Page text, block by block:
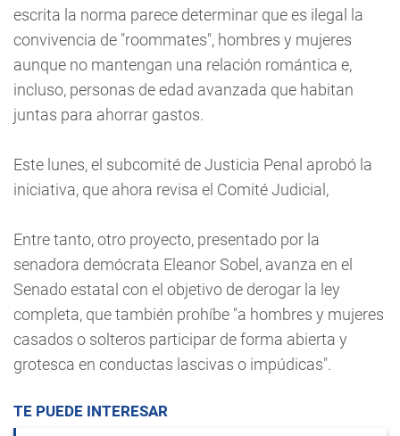
escrita la norma parece determinar que es ilegal la
convivencia de "roommates", hombres y mujeres
aunque no mantengan una relación romántica e,
incluso, personas de edad avanzada que habitan
juntas para ahorrar gastos.
Este lunes, el subcomité de Justicia Penal aprobó la
iniciativa, que ahora revisa el Comité Judicial,
Entre tanto, otro proyecto, presentado por la
senadora demócrata Eleanor Sobel, avanza en el
Senado estatal con el objetivo de derogar la ley
completa, que también prohíbe "a hombres y mujeres
casados o solteros participar de forma abierta y
grotesca en conductas lascivas o impúdicas".
TE PUEDE INTERESAR